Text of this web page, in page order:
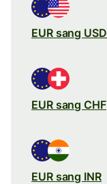
EUR sang USD
EUR sang CHF
EUR sang INR